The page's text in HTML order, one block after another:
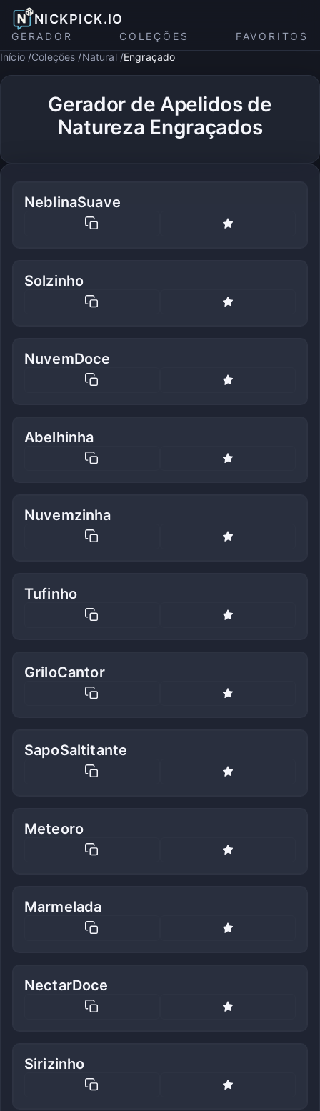
NICKPICK.IO
GERADOR COLEÇÕES
FAVORITOS
Início Coleções Natural Engraçado
Gerador de Apelidos de
Natureza Engraçados
NeblinaSuave
Solzinho
NuvemDoce
Abelhinha
Nuvemzinha
Tufinho
GriloCantor
SapoSaltitante
Meteoro
Marmelada
NectarDoce
Sirizinho